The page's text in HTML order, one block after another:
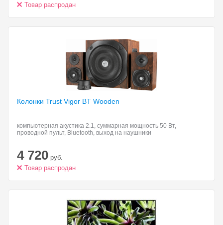
Товар распродан
Колонки Trust Vigor BT Wooden
компьютерная акустика 2.1, суммарная мощность 50 Вт,
проводной пульт, Bluetooth, выход на наушники
4 720 руб.
Товар распродан